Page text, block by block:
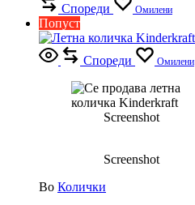
Спореди Омилени
Попуст
Спореди Омилени
Screenshot
Screenshot
Во Колички